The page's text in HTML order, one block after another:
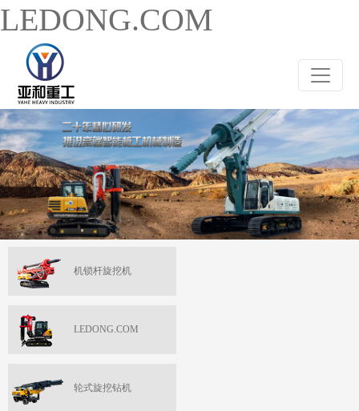
LEDONG.COM
机锁杆旋挖机
LEDONG.COM
轮式旋挖钻机